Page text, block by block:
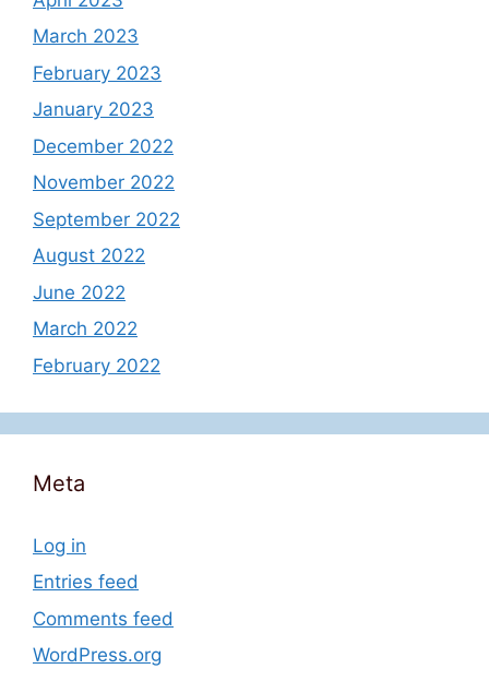
March 2023
February 2023
January 2023
December 2022
November 2022
September 2022
August 2022
June 2022
March 2022
February 2022
Meta
Log in
Entries feed
Comments feed
WordPress.org